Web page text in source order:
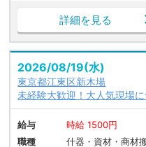
詳細を見る
2026/08/19(水)
東京都江東区新木場
未経験大歓迎！大人気現場
給与
時給 1500円
職種
什器・資材・商材